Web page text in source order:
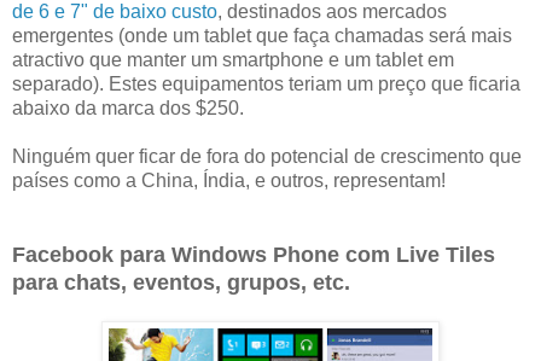
de 6 e 7" de baixo custo, destinados aos mercados
emergentes (onde um tablet que faça chamadas será mais
atractivo que manter um smartphone e um tablet em
separado). Estes equipamentos teriam um preço que ficaria
abaixo da marca dos $250.
Ninguém quer ficar de fora do potencial de crescimento que
países como a China, Índia, e outros, representam!
Facebook para Windows Phone com Live Tiles
para chats, eventos, grupos, etc.